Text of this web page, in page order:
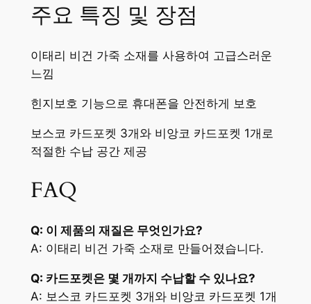
주요 특징 및 장점
이태리 비건 가죽 소재를 사용하여 고급스러운
느낌
힌지보호 기능으로 휴대폰을 안전하게 보호
보스코 카드포켓 3개와 비앙코 카드포켓 1개로
적절한 수납 공간 제공
FAQ
Q: 이 제품의 재질은 무엇인가요?
A: 이태리 비건 가죽 소재로 만들어졌습니다.
Q: 카드포켓은 몇 개까지 수납할 수 있나요?
A: 보스코 카드포켓 3개와 비앙코 카드포켓 1개